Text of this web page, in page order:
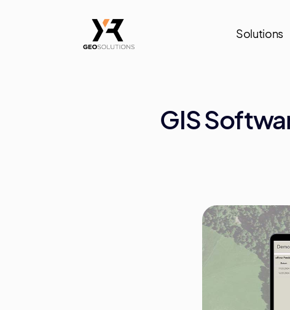
Solutions
GIS